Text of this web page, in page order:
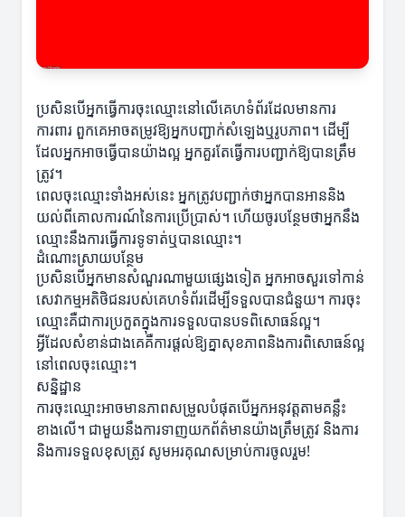
ប្រសិនបើអ្នកធ្វើការចុះឈ្មោះនៅលើគេហទំព័រដែលមានការ
ការពារ ពួកគេអាចតម្រូវឱ្យអ្នកបញ្ជាក់សំឡេងឬរូបភាព។ ដើម្បី
ដែលអ្នកអាចធ្វើបានយ៉ាងល្អ អ្នកគួរតែធ្វើការបញ្ជាក់ឱ្យបានត្រឹម
ត្រូវ។
ពេលចុះឈ្មោះទាំងអស់នេះ អ្នកត្រូវបញ្ជាក់ថាអ្នកបានអាននិង
យល់ពីគោលការណ៍នៃការប្រើប្រាស់។ ហើយចូរបន្ថែមថាអ្នកនឹង
ឈ្មោះនឹងការធ្វើការទូទាត់ឬបានឈ្មោះ។
ដំណោះស្រាយបន្ថែម
ប្រសិនបើអ្នកមានសំណួរណាមួយផ្សេងទៀត អ្នកអាចសួរទៅកាន់
សេវាកម្មអតិថិជនរបស់គេហទំព័រដើម្បីទទួលបានជំនួយ។ ការចុះ
ឈ្មោះគឺជាការប្រកួតក្នុងការទទួលបានបទពិសោធន៍ល្អ។
អ្វីដែលសំខាន់ជាងគេគឺការផ្តល់ឱ្យគ្នាសុខភាពនិងការពិសោធន៍ល្អ
នៅពេលចុះឈ្មោះ។
សន្និដ្ឋាន
ការចុះឈ្មោះអាចមានភាពសម្រួលបំផុតបើអ្នកអនុវត្តតាមគន្លឹះ
ខាងលើ។ ជាមួយនឹងការទាញយកព័ត៌មានយ៉ាងត្រឹមត្រូវ និងការ
និងការទទួលខុសត្រូវ សូមអរគុណសម្រាប់ការចូលរួម!